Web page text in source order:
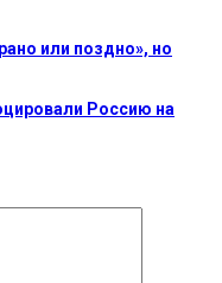
или поздно», но
Россию на